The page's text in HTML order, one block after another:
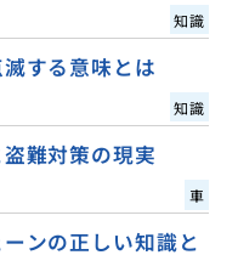
知識
する意味とは
知識
難対策の現実
車
ンの正しい知識と